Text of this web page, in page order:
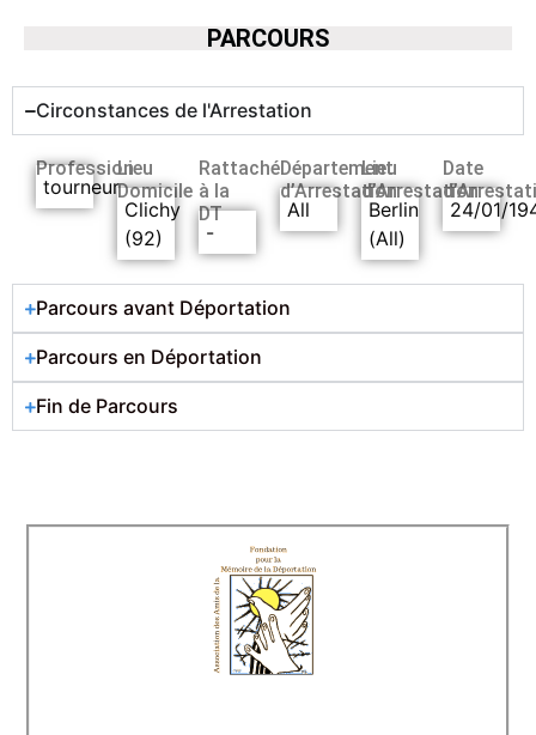
PARCOURS
Circonstances de l'Arrestation
Profession
tourneur
Lieu
Domicile
Clichy
(92)
Rattaché
à la
DT
-
Département
d’Arrestation
All
Lieu
d’Arrestation
Berlin
(All)
Date
24/01/
Parcours avant Déportation
Parcours en Déportation
Fin de Parcours